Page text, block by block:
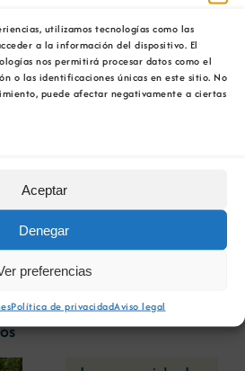
utilizamos tecnologías como las
a la información del dispositivo. El
nos permitirá procesar datos como el
o las identificaciones únicas en este sitio. No
puede afectar negativamente a ciertas
Aceptar
Denegar
preferencias
Política de privacidadAviso legal
editó estas rutas para
del territorio gallego y
en Galicia a través de la
patrimoniales.
el conocimiento de
interés turístico en las
rutas todos ellos
geología, un pasado minero y
especiales.
a
La OIPE y el